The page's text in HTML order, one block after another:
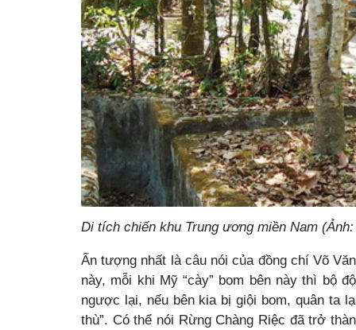
Di tích chiến khu Trung ương miền Nam
Ấn tượng nhất là câu nói của đồng chí Võ
này, mỗi khi Mỹ “cày” bom bên này thì bộ
ngược lại, nếu bên kia bị giội bom, quân ta
thù”. Có thể nói Rừng Chàng Riệc đã trở